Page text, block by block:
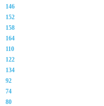
146
152
158
164
110
122
134
92
74
80